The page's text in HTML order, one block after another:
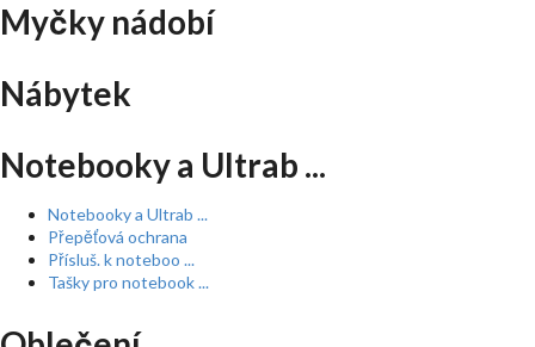
Myčky nádobí
Nábytek
Notebooky a Ultrab ...
Notebooky a Ultrab ...
Přepěťová ochrana
Přísluš. k noteboo ...
Tašky pro notebook ...